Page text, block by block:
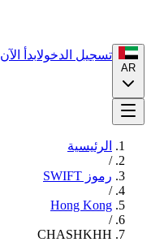
AR
تسجيل الدخولابدأ الآن
الرئيسية
/
رموز SWIFT
/
Hong Kong
/
CHASHKHH